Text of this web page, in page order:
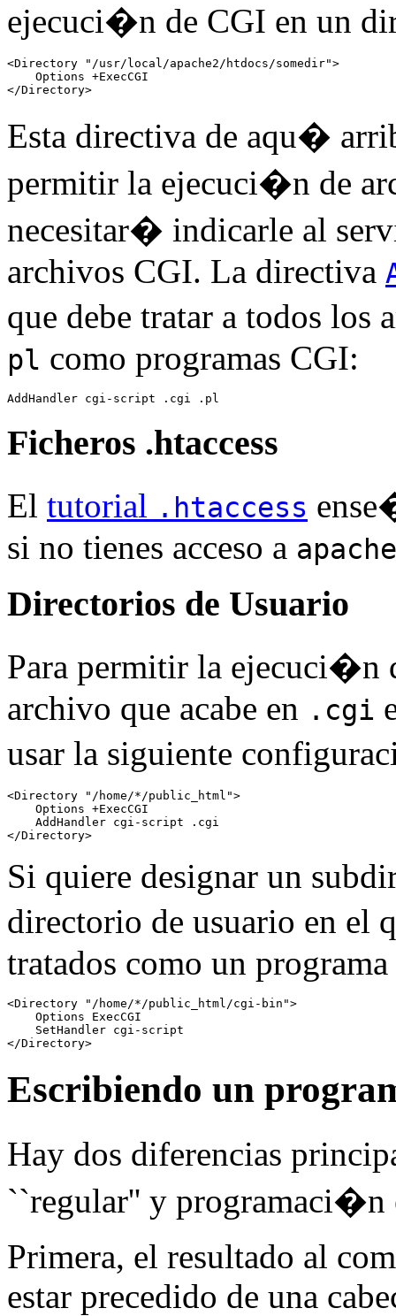
ejecuci�n de CGI en un
<Directory "/usr/local/apache2/htdocs/somedir">
    Options +ExecCGI
</Directory>
Esta directiva de aqu�
permitir la ejecuci�n de
necesitar� indicarle al
archivos CGI. La directiva
que debe tratar a todos
pl como programas CGI:
AddHandler cgi-script .cgi .pl
Ficheros .htaccess
El tutorial .htaccess
si no tienes acceso a
Directorios de Usuario
Para permitir la ejecuci�n
archivo que acabe en .cgi
usar la siguiente
<Directory "/home/*/public_html">
    Options +ExecCGI
    AddHandler cgi-script .cgi
</Directory>
Si quiere designar un
directorio de usuario en el
tratados como un
<Directory "/home/*/public_html/cgi-bin">
    Options ExecCGI
    SetHandler cgi-script
</Directory>
Escribiendo un
Hay dos diferencias
``regular'' y programaci�n
Primera, el resultado al
estar precedido de una